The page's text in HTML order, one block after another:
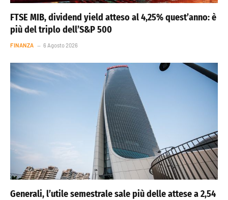
FTSE MIB, dividend yield atteso al 4,25% quest’anno: è
più del triplo dell’S&P 500
FINANZA 6 Agosto 2026
Generali, l’utile semestrale sale più delle attese a 2,54